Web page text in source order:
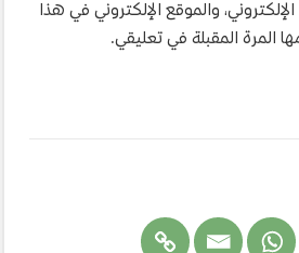
والموقع الإلكتروني في هذا
المرة المقبلة في تعليقي.